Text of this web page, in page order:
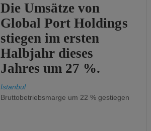
Die Umsätze von
Global Port Holdings
stiegen im ersten
Halbjahr dieses
Jahres um 27 %.
Istanbul
Bruttobetriebsmarge um 22 % gestiegen